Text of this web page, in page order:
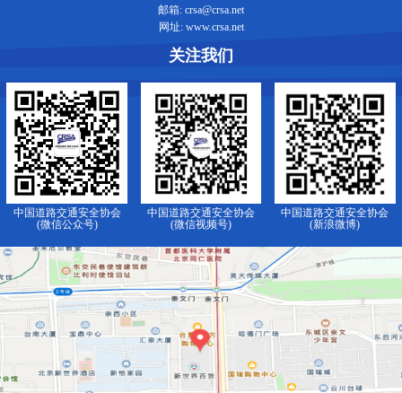
邮箱: crsa@crsa.net
网址: www.crsa.net
关注我们
中国道路交通安全协会
(微信公众号)
中国道路交通安全协会
(微信视频号)
中国道路交通安全协会
(新浪微博)